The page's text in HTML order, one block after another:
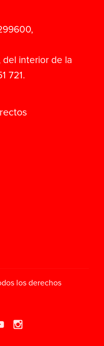
interior de la
721.
los derechos